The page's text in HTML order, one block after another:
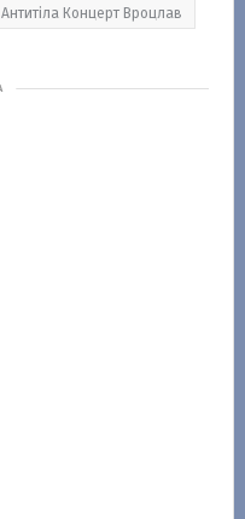
Антитіла Концерт Вроцлав